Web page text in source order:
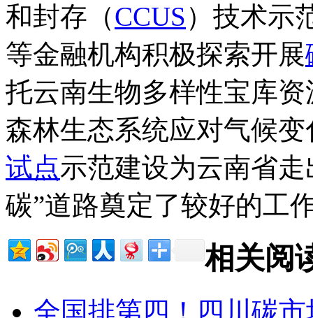
和封存（CCUS）技术示
等金融机构积极探索开展
托云南生物多样性宝库
森林生态系统应对气候
试点示范建设为云南省
碳”道路奠定了较好的工
相关阅
全国排第四！四川碳